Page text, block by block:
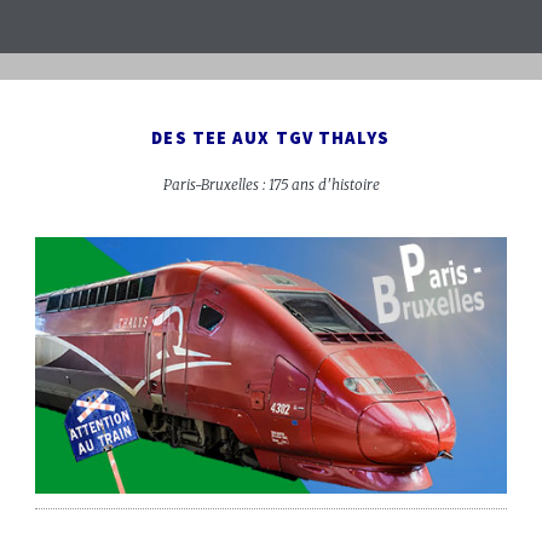
DES TEE AUX TGV THALYS
Paris-Bruxelles : 175 ans d'histoire